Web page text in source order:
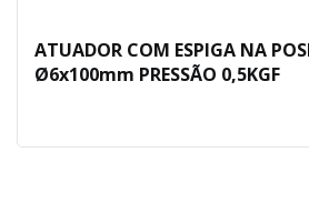
ATUADOR COM ESPIGA NA
Ø6x100mm PRESSÃO 0,5KGF